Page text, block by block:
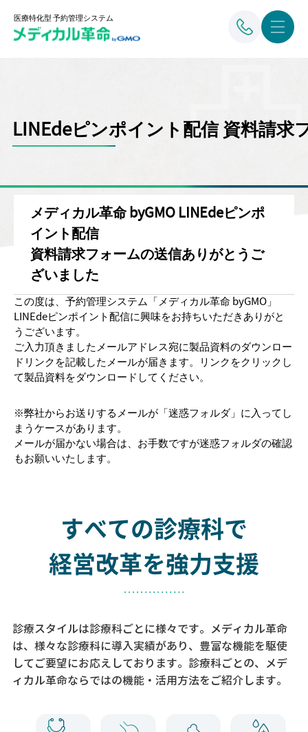
医療特化型 予約管理システム
LINEdeピンポイント配信 資料請求
メディカル革命 byGMO LINEdeピンポ
イント配信
資料請求フォームの送信ありがとうご
ざいました
この度は、予約管理システム「メディカル革命 byGMO」
LINEdeピンポイント配信に興味をお持ちいただきありがと
うございます。
ご入力頂きましたメールアドレス宛に製品資料のダウンロー
ドリンクを記載したメールが届きます。リンクをクリックし
て製品資料をダウンロードしてください。
※弊社からお送りするメールが「迷惑フォルダ」に入ってし
まうケースがあります。
メールが届かない場合は、お手数ですが迷惑フォルダの確認
もお願いいたします。
すべての診療科で
経営改革を強力支援
診療スタイルは診療科ごとに様々です。メディカル革命
は、様々な診療科に導入実績があり、 豊富な機能を駆使
してご要望にお応えしております。 診療科ごとの、メデ
ィカル革命ならではの機能・活用方法をご紹介します。